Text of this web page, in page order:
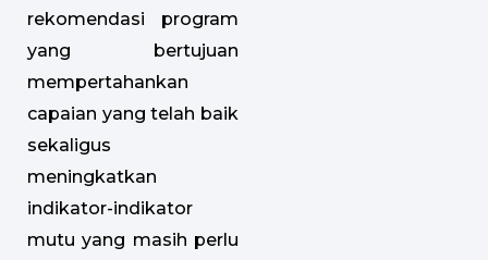
rekomendasi program
yang bertujuan
mempertahankan
capaian yang telah baik
sekaligus
meningkatkan
indikator-indikator
mutu yang masih perlu